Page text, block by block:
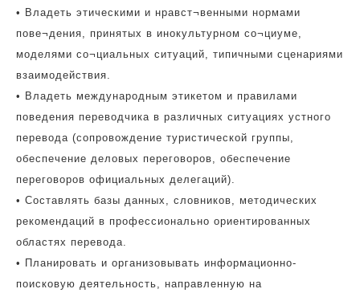
• Владеть этическими и нравст¬венными нормами
пове¬дения, принятых в инокультурном со¬циуме,
моделями со¬циальных ситуаций, типичными сценариями
взаимодействия.
• Владеть международным этикетом и правилами
поведения переводчика в различных ситуациях устного
перевода (сопровождение туристической группы,
обеспечение деловых переговоров, обеспечение
переговоров официальных делегаций).
• Составлять базы данных, словников, методических
рекомендаций в профессионально ориентированных
областях перевода.
• Планировать и организовывать информационно-
поисковую деятельность, направленную на